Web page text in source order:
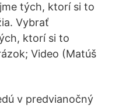
tých, ktorí si to
Vybrať
ktorí si to
Video (Matúš
v predvianočný